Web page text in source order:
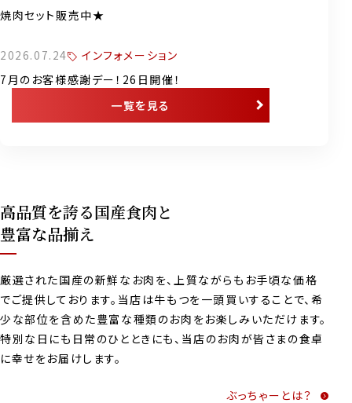
一覧を見る
焼肉セット販売中★
2026.07.24
インフォメーション
7月のお客様感謝デー！26日開催！
高品質を誇る国産食肉と
豊富な品揃え
厳選された国産の新鮮なお肉を、上質ながらもお手頃な価格
でご提供しております。当店は牛もつを一頭買いすることで、希
少な部位を含めた豊富な種類のお肉をお楽しみいただけます。
特別な日にも日常のひとときにも、当店のお肉が皆さまの食卓
に幸せをお届けします。
ぶっちゃーとは？